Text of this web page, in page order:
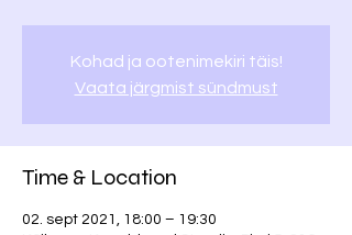
Kohad ja ootenimekiri täis!
Vaata järgmist sündmust
Time & Location
02. sept 2021, 18:00 – 19:30